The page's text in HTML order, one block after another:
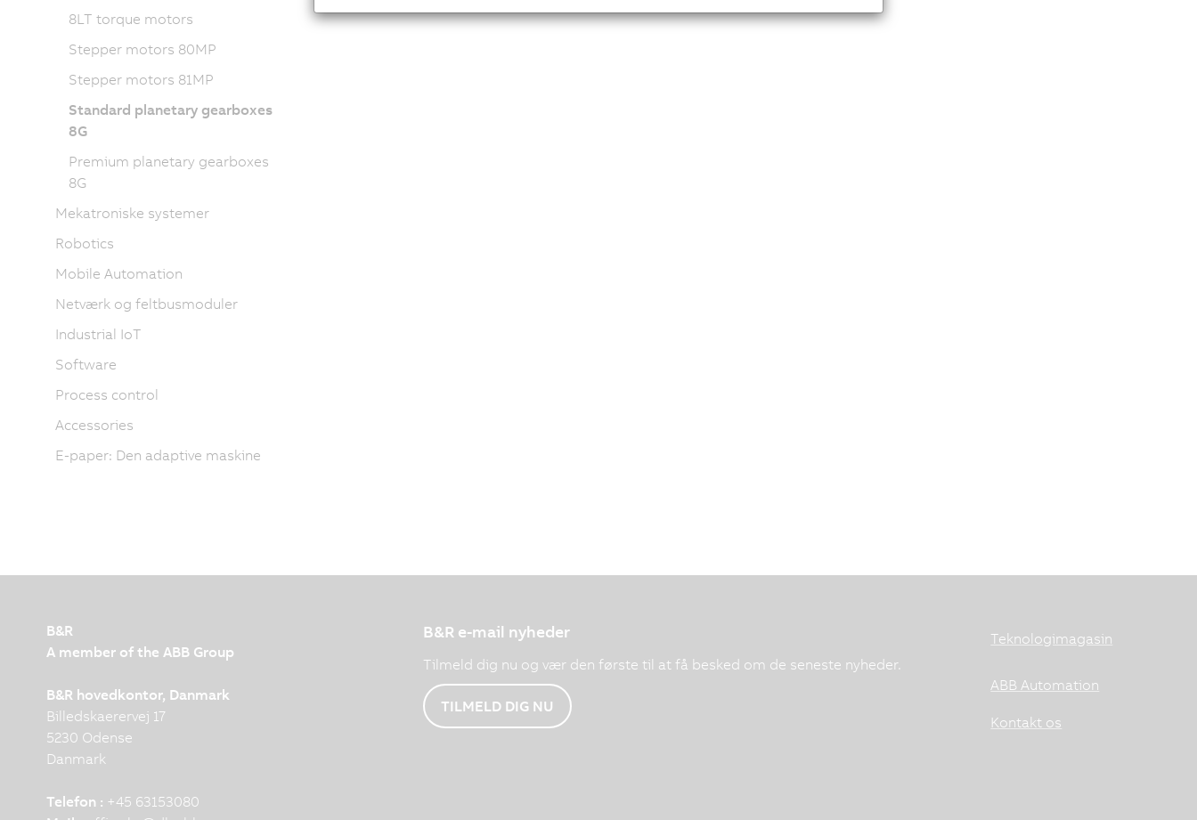
8LT torque motors
Stepper motors 80MP
Stepper motors 81MP
Standard planetary gearboxes
8G
Premium planetary gearboxes
8G
Mekatroniske systemer
Robotics
Mobile Automation
Netværk og feltbusmoduler
Industrial IoT
Software
Process control
Accessories
E-paper: Den adaptive maskine
B&R
A member of the ABB Group
B&R hovedkontor, Danmark
Billedskaerervej 17
5230 Odense
Danmark
Telefon : +45 63153080
B&R e-mail nyheder
Tilmeld dig nu og vær den første til at få besked om de seneste nyheder.
TILMELD DIG NU
Teknologimagasin
ABB Automation
Kontakt os